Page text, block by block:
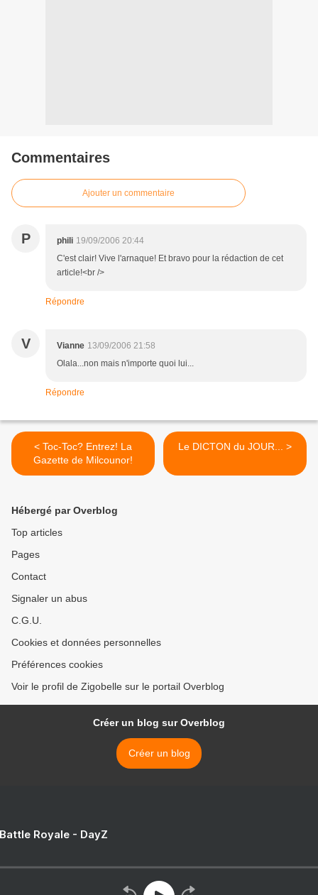
Commentaires
Ajouter un commentaire
P phili 19/09/2006 20:44
C'est clair! Vive l'arnaque! Et bravo pour la rédaction de cet
article!<br />
Répondre
V Vianne 13/09/2006 21:58
Olala...non mais n'importe quoi lui...
Répondre
< Toc-Toc? Entrez! La
Gazette de Milcounor!
Le DICTON du JOUR... >
Hébergé par Overblog
Top articles
Pages
Contact
Signaler un abus
C.G.U.
Cookies et données personnelles
Préférences cookies
Voir le profil de Zigobelle sur le portail Overblog
Créer un blog sur Overblog
Créer un blog
Royale - DayZ